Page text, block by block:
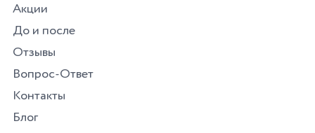
Акции
До и после
Отзывы
Вопрос-Ответ
Контакты
Блог